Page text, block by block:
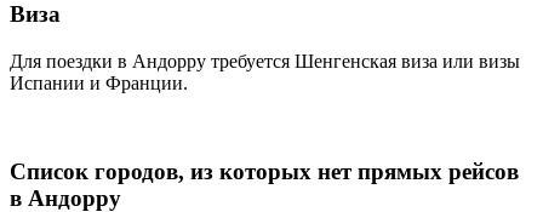
Виза
Для поездки в Андорру требуется Шенгенская виза или визы
Испании и Франции.
Список городов, из которых нет прямых рейсов
в Андорру